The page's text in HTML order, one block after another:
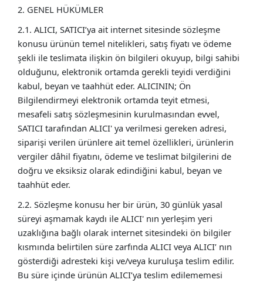
2. GENEL HÜKÜMLER
2.1. ALICI, SATICI’ya ait internet sitesinde sözleşme
konusu ürünün temel nitelikleri, satış fiyatı ve ödeme
şekli ile teslimata ilişkin ön bilgileri okuyup, bilgi sahibi
olduğunu, elektronik ortamda gerekli teyidi verdiğini
kabul, beyan ve taahhüt eder. ALICININ; Ön
Bilgilendirmeyi elektronik ortamda teyit etmesi,
mesafeli satış sözleşmesinin kurulmasından evvel,
SATICI tarafından ALICI' ya verilmesi gereken adresi,
siparişi verilen ürünlere ait temel özellikleri, ürünlerin
vergiler dâhil fiyatını, ödeme ve teslimat bilgilerini de
doğru ve eksiksiz olarak edindiğini kabul, beyan ve
taahhüt eder.
2.2. Sözleşme konusu her bir ürün, 30 günlük yasal
süreyi aşmamak kaydı ile ALICI' nın yerleşim yeri
uzaklığına bağlı olarak internet sitesindeki ön bilgiler
kısmında belirtilen süre zarfında ALICI veya ALICI’ nın
gösterdiği adresteki kişi ve/veya kuruluşa teslim edilir.
Bu süre içinde ürünün ALICI’ya teslim edilememesi